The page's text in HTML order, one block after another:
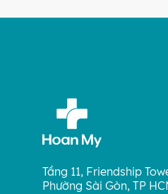
Tầng 11, Friendship
Phường Sài Gòn, TP